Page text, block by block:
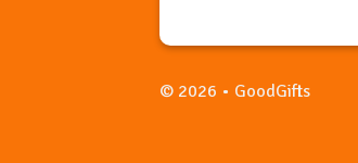
© 2026 • GoodGifts